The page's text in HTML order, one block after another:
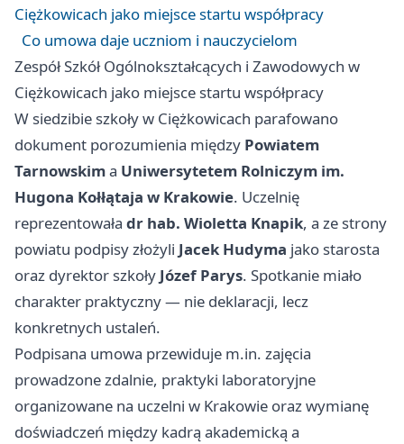
Ciężkowicach jako miejsce startu współpracy
Co umowa daje uczniom i nauczycielom
Zespół Szkół Ogólnokształcących i Zawodowych w
Ciężkowicach jako miejsce startu współpracy
W siedzibie szkoły w Ciężkowicach parafowano
dokument porozumienia między Powiatem
Tarnowskima Uniwersytetem Rolniczym im.
Hugona Kołłątaja w Krakowie. Uczelnię
reprezentowała dr hab. Wioletta Knapik, a ze strony
powiatu podpisy złożyli Jacek Hudyma jako starosta
oraz dyrektor szkoły Józef Parys. Spotkanie miało
charakter praktyczny — nie deklaracji, lecz
konkretnych ustaleń.
Podpisana umowa przewiduje m.in. zajęcia
prowadzone zdalnie, praktyki laboratoryjne
organizowane na uczelni w Krakowie oraz wymianę
doświadczeń między kadrą akademicką a